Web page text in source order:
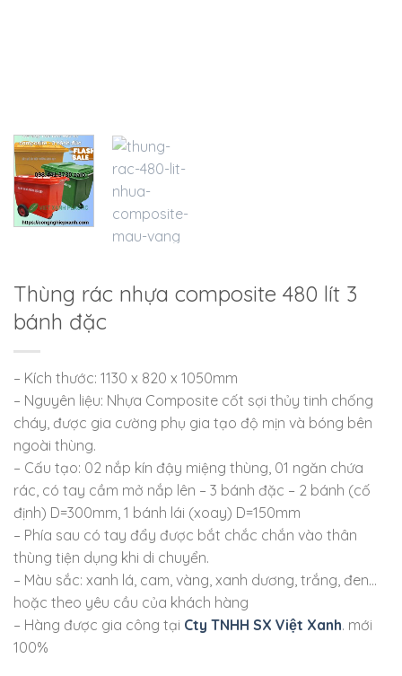
Thùng rác nhựa composite 480 lít 3
bánh đặc
– Kích thước: 1130 x 820 x 1050mm
– Nguyên liệu: Nhựa Composite cốt sợi thủy tinh chống
cháy, được gia cường phụ gia tạo độ mịn và bóng bên
ngoài thùng.
– Cấu tạo: 02 nắp kín đậy miệng thùng, 01 ngăn chứa
rác, có tay cầm mở nắp lên – 3 bánh đặc – 2 bánh (cố
định) D=300mm, 1 bánh lái (xoay) D=150mm
– Phía sau có tay đẩy được bắt chắc chắn vào thân
thùng tiện dụng khi di chuyển.
– Màu sắc: xanh lá, cam, vàng, xanh dương, trắng, đen…
hoặc theo yêu cầu của khách hàng
– Hàng được gia công tại Cty TNHH SX Việt Xanh. mới
100%